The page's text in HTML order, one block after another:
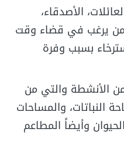
الأصدقاء،
لمن يرغب في قضاء وقت
بسبب وفرة
الأنشطة والتي من
النباتات، والمساحات
وأيضاً المطاعم